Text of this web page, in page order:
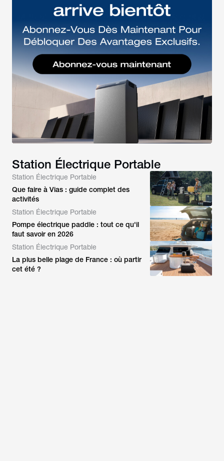
Station Électrique Portable
Station Électrique Portable
Que faire à Vias : guide complet des
activités
Station Électrique Portable
Pompe électrique paddle : tout ce qu'il
faut savoir en 2026
Station Électrique Portable
La plus belle plage de France : où partir
cet été ?